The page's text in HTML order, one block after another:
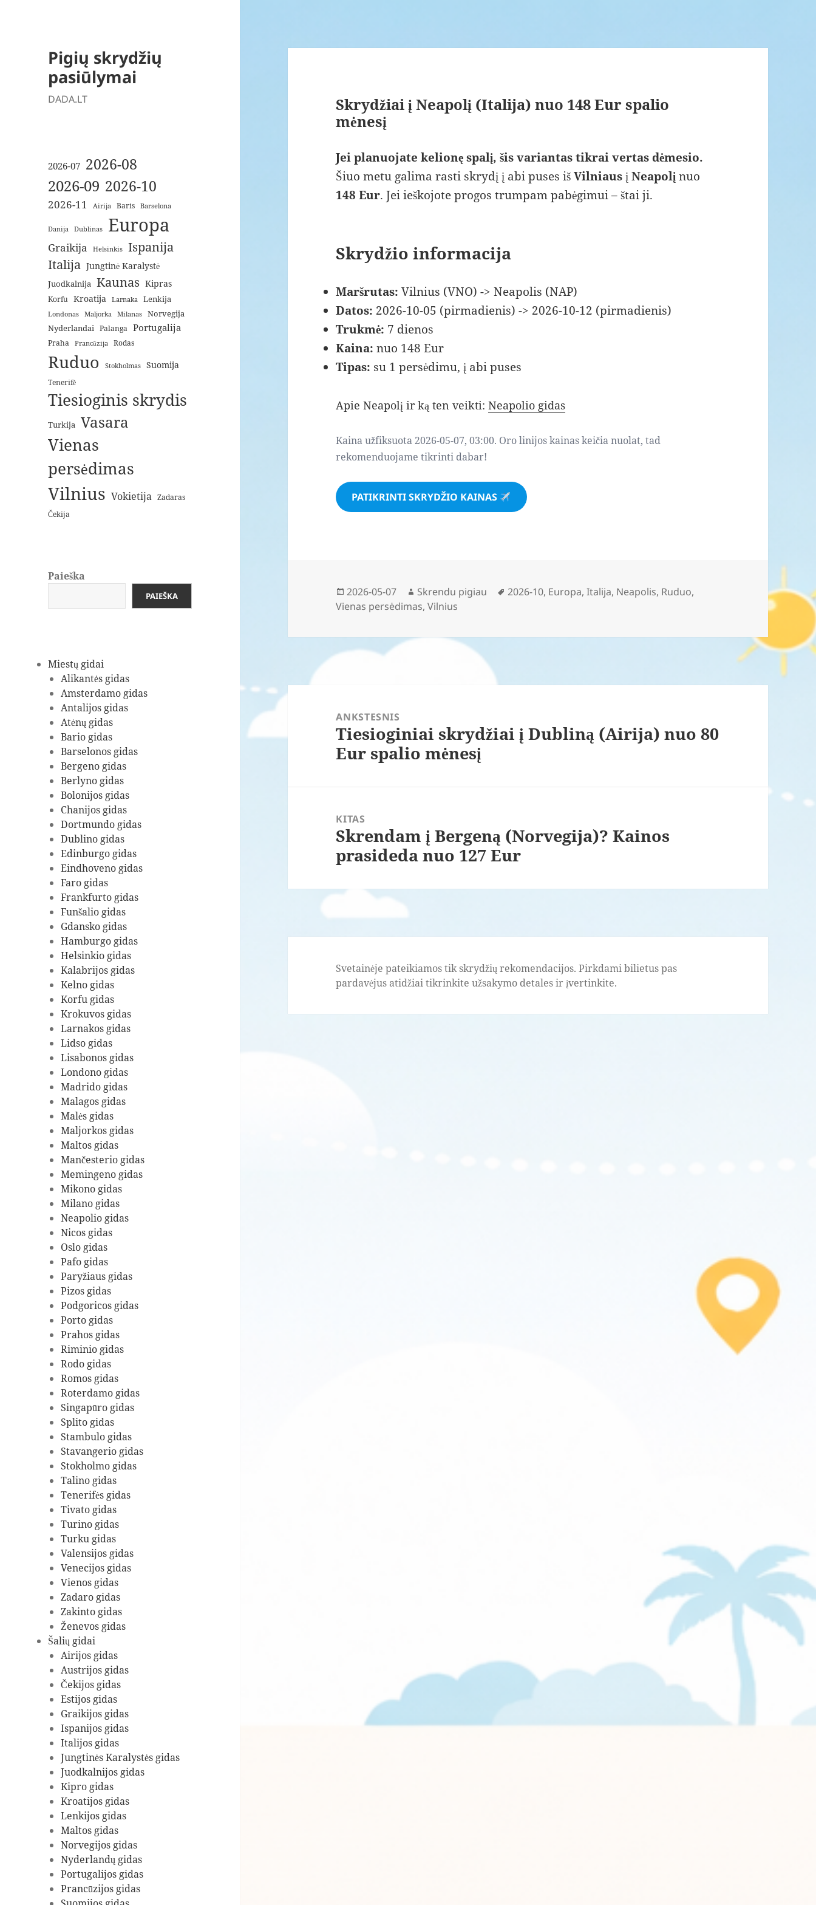
Pigių skrydžių
pasiūlymai
DADA.LT
2026-07 2026-08
2026-09 2026-10
2026-11 Airija Baris Barselona
Danija Dublinas Europa
Graikija Helsinkis
Ispanija
Italija Jungtinė Karalystė
Juodkalnija Kaunas Kipras
Korfu Kroatija Larnaka Lenkija
Londonas Maljorka Milanas
Norvegija
Nyderlandai Palanga Portugalija
Praha Prancūzija Rodas
Ruduo Stokholmas Suomija
Tenerifė
Tiesioginis skrydis
Turkija Vasara
Vienas
persėdimas
Vilnius Vokietija Zadaras
Čekija
Paieška
PAIEŠKA
Miestų gidai
Alikantės gidas
Amsterdamo gidas
Antalijos gidas
Atėnų gidas
Bario gidas
Barselonos gidas
Bergeno gidas
Berlyno gidas
Bolonijos gidas
Chanijos gidas
Dortmundo gidas
Dublino gidas
Edinburgo gidas
Eindhoveno gidas
Faro gidas
Frankfurto gidas
Funšalio gidas
Gdansko gidas
Hamburgo gidas
Helsinkio gidas
Kalabrijos gidas
Kelno gidas
Korfu gidas
Krokuvos gidas
Larnakos gidas
Lidso gidas
Lisabonos gidas
Londono gidas
Madrido gidas
Malagos gidas
Malės gidas
Maljorkos gidas
Maltos gidas
Mančesterio gidas
Memingeno gidas
Mikono gidas
Milano gidas
Neapolio gidas
Nicos gidas
Oslo gidas
Pafo gidas
Paryžiaus gidas
Pizos gidas
Podgoricos gidas
Porto gidas
Prahos gidas
Riminio gidas
Rodo gidas
Romos gidas
Roterdamo gidas
Singapūro gidas
Splito gidas
Stambulo gidas
Stavangerio gidas
Stokholmo gidas
Talino gidas
Tenerifės gidas
Tivato gidas
Turino gidas
Turku gidas
Valensijos gidas
Venecijos gidas
Vienos gidas
Zadaro gidas
Zakinto gidas
Ženevos gidas
Šalių gidai
Airijos gidas
Austrijos gidas
Čekijos gidas
Estijos gidas
Graikijos gidas
Ispanijos gidas
Italijos gidas
Jungtinės Karalystės gidas
Juodkalnijos gidas
Kipro gidas
Kroatijos gidas
Lenkijos gidas
Maltos gidas
Norvegijos gidas
Nyderlandų gidas
Portugalijos gidas
Prancūzijos gidas
Skrydžiai į Neapolį (Italija) nuo 148 Eur spalio
mėnesį
Jei planuojate kelionę spalį, šis variantas tikrai vertas dėmesio.
Šiuo metu galima rasti skrydį į abi puses išVilniausįNeapolįnuo
148 Eur. Jei ieškojote progos trumpam pabėgimui – štai ji.
Skrydžio informacija
Maršrutas: Vilnius (VNO) -> Neapolis (NAP)
Datos: 2026-10-05 (pirmadienis) -> 2026-10-12 (pirmadienis)
Trukmė: 7 dienos
Kaina: nuo 148 Eur
Tipas: su 1 persėdimu, į abi puses
Apie Neapolį ir ką ten veikti:Neapolio gidas
Kaina užfiksuota 2026-05-07, 03:00. Oro linijos kainas keičia nuolat, tad
rekomenduojame tikrinti dabar!
PATIKRINTI SKRYDŽIO KAINAS
Paskelbta
2026-05-07 Autorius
Skrendu pigiau Žymos
2026-10, Europa,Italija, Neapolis, Ruduo,
Vienas persėdimas,Vilnius
Navigacija
ANKSTESNIS
Ankstesnis
įrašas:
Tiesioginiai skrydžiai į Dubliną (Airija) nuo 80
Eur spalio mėnesį
KITAS
Paskesnis
įrašas:
Skrendam į Bergeną (Norvegija)? Kainos
prasideda nuo 127 Eur
Svetainėje pateikiamos tik skrydžių rekomendacijos. Pirkdami bilietus pas
pardavėjus atidžiai tikrinkite užsakymo detales ir įvertinkite.